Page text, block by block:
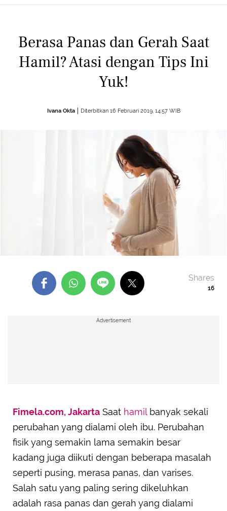
Berasa Panas dan Gerah Saat
Hamil? Atasi dengan Tips Ini
Yuk!
Ivana Okta Diterbitkan 16 Februari 2019, 14:57 WIB
16
Shares
Advertisement
Fimela.com, Jakarta Saat hamil banyak sekali
perubahan yang dialami oleh ibu. Perubahan
fisik yang semakin lama semakin besar
kadang juga diikuti dengan beberapa masalah
seperti pusing, merasa panas, dan varises.
Salah satu yang paling sering dikeluhkan
adalah rasa panas dan gerah yang dialami